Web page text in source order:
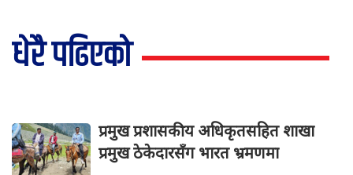
धेरै पढिएको
प्रमुख प्रशासकीय अधिकृतसहित शाखा
प्रमुख ठेकेदारसँग भारत भ्रमणमा